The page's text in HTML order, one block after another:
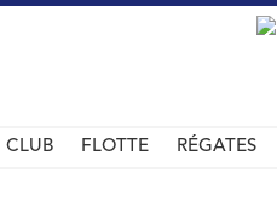
CLUB FLOTTE RÉGATES